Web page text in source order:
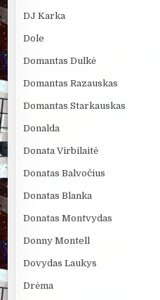
DJ Karka
Dole
Domantas Dulkė
Domantas Razauskas
Domantas Starkauskas
Donalda
Donata Virbilaitė
Donatas Balvočius
Donatas Blanka
Donatas Montvydas
Donny Montell
Dovydas Laukys
Drėma